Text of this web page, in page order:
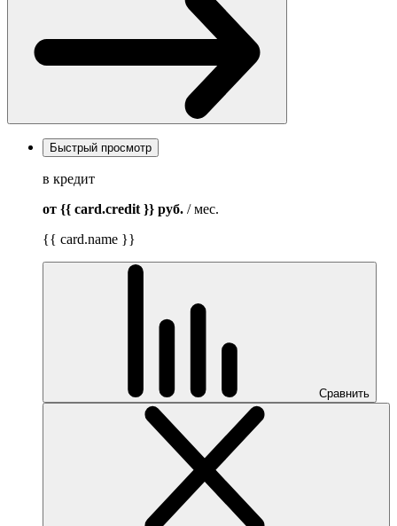
Быстрый просмотр
в кредит
от {{ card.credit }} руб. / мес.
{{ card.name }}
Сравнить